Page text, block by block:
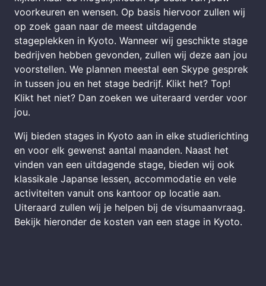
voorkeuren en wensen. Op basis hiervoor zullen wij
op zoek gaan naar de meest uitdagende
stageplekken in Kyoto. Wanneer wij geschikte stage
bedrijven hebben gevonden, zullen wij deze aan jou
voorstellen. We plannen meestal een Skype gesprek
in tussen jou en het stage bedrijf. Klikt het? Top!
Klikt het niet? Dan zoeken we uiteraard verder voor
jou.
Wij bieden stages in Kyoto aan in elke studierichting
en voor elk gewenst aantal maanden. Naast het
vinden van een uitdagende stage, bieden wij ook
klassikale Japanse lessen, accommodatie en vele
activiteiten vanuit ons kantoor op locatie aan.
Uiteraard zullen wij je helpen bij de visumaanvraag.
Bekijk hieronder de kosten van een stage in Kyoto.